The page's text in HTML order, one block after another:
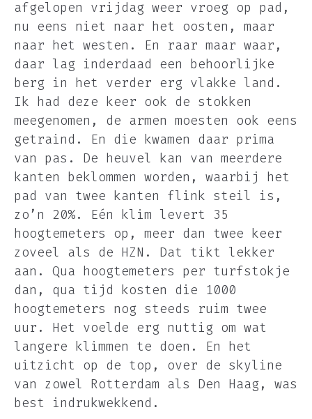
afgelopen vrijdag weer vroeg op pad,
nu eens niet naar het oosten, maar
naar het westen. En raar maar waar,
daar lag inderdaad een behoorlijke
berg in het verder erg vlakke land.
Ik had deze keer ook de stokken
meegenomen, de armen moesten ook eens
getraind. En die kwamen daar prima
van pas. De heuvel kan van meerdere
kanten beklommen worden, waarbij het
pad van twee kanten flink steil is,
zo’n 20%. Eén klim levert 35
hoogtemeters op, meer dan twee keer
zoveel als de HZN. Dat tikt lekker
aan. Qua hoogtemeters per turfstokje
dan, qua tijd kosten die 1000
hoogtemeters nog steeds ruim twee
uur. Het voelde erg nuttig om wat
langere klimmen te doen. En het
uitzicht op de top, over de skyline
van zowel Rotterdam als Den Haag, was
best indrukwekkend.